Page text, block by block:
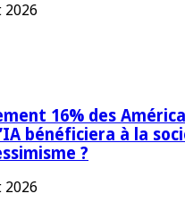
2026
16% des
bénéficiera à la
?
2026